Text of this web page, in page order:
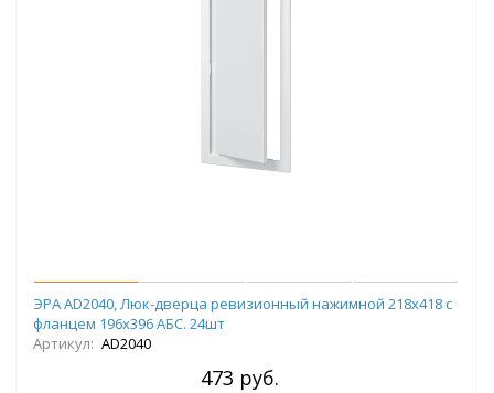
ЭРА AD2040, Люк-дверца ревизионный нажимной 218х418 с
фланцем 196х396 АБС. 24шт
Артикул: AD2040
473 руб.